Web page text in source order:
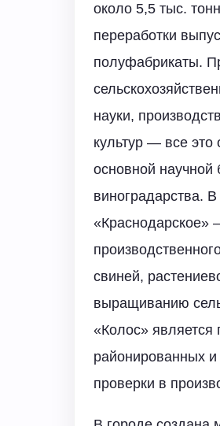
около 5,5 тыс.
переработки
полуфабрикаты.
науки,
культур — все
основной научной
виноградарства.
«Краснодарское»
свиней,
выращиванию
«Колос» является
районированных и
проверки в